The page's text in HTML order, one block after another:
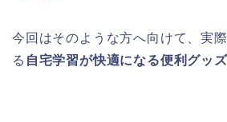
今回はそのような方へ向けて、実
る 自宅学習が快適になる便利グッズ